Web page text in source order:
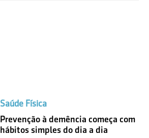
Saúde Física
Prevenção à demência começa com
hábitos simples do dia a dia